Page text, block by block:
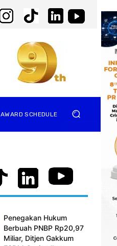
AWARD SCHEDULE
Penegakan Hukum
Berbuah PNBP Rp20,97
Miliar, Ditjen Gakkum